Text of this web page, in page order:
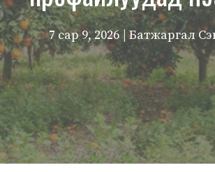
7 сар 9, 2026 | Батжаргал